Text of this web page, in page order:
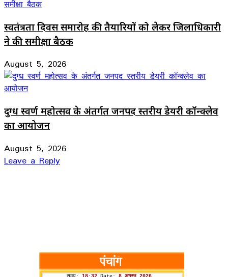
स्वतंत्रता दिवस समारोह की तैयारियों को लेकर जिलाधिकारी
ने की समीक्षा बैठक
August 5, 2026
दुग्ध स्वर्ण महोत्सव के अंतर्गत जनपद स्तरीय डेयरी कॉन्क्लेव
का आयोजन
August 5, 2026
Leave a Reply